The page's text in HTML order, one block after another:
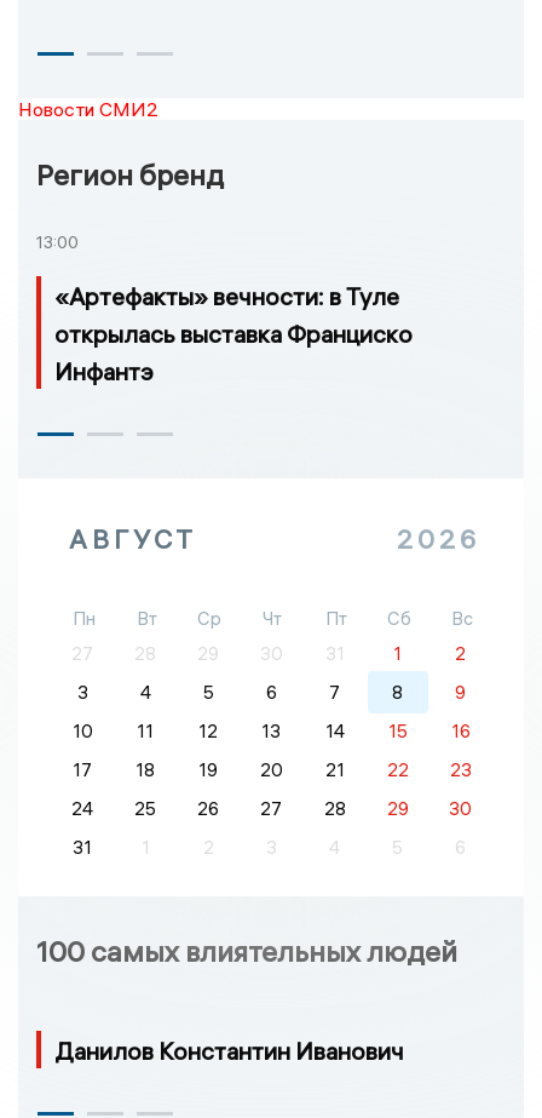
Новости СМИ2
Регион бренд
13:00
«Артефакты» вечности: в Туле
открылась выставка Франциско
Инфантэ
АВГУСТ 2026
Пн Вт Ср Чт Пт Сб
Вс
27
28 29 30 31 1
2
3
4 5 6 7 8
9
10
11 12 13 14 15
16
17
18 19 20 21 22
23
24
25 26 27 28 29
30
31
1 2 3 4 5 6
100 самых влиятельных людей
Данилов Константин Иванович